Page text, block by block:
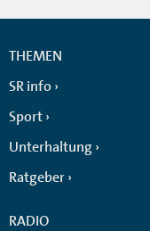
THEMEN
SR info
Sport
Unterhaltung
Ratgeber
RADIO